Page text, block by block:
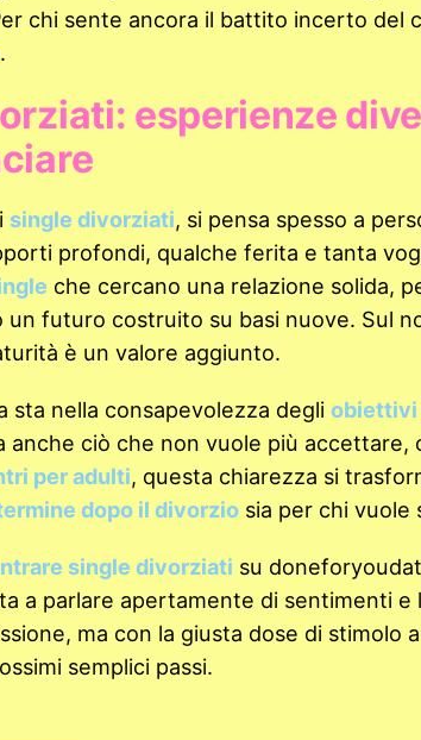
chi sente ancora il battito incerto del
.
esperienze
single divorziati, si pensa spesso a
profondi, qualche ferita e tanta
che cercano una relazione solida,
un futuro costruito su basi nuove. Sul
è un valore aggiunto.
sta nella consapevolezza degli obiettivi
anche ciò che non vuole più
per adulti, questa chiarezza si
dopo il divorzio sia per chi vuole
single divorziati su
a parlare apertamente di sentimenti
ma con la giusta dose di stimolo
semplici passi.